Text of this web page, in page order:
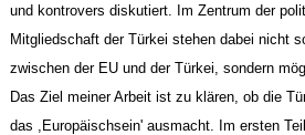
und kontrovers diskutiert. Im Zentrum der
Mitgliedschaft der Türkei stehen dabei nicht
zwischen der EU und der Türkei, sondern
Das Ziel meiner Arbeit ist zu klären, ob die
das ,Europäischsein' ausmacht. Im ersten